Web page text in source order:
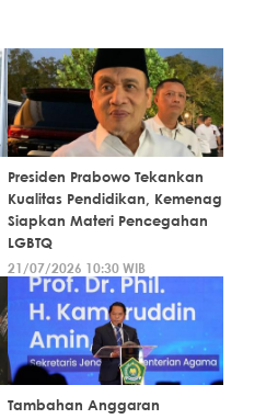
Presiden Prabowo Tekankan
Kualitas Pendidikan, Kemenag
Siapkan Materi Pencegahan
LGBTQ
21/07/2026 10:30 WIB
Tambahan Anggaran